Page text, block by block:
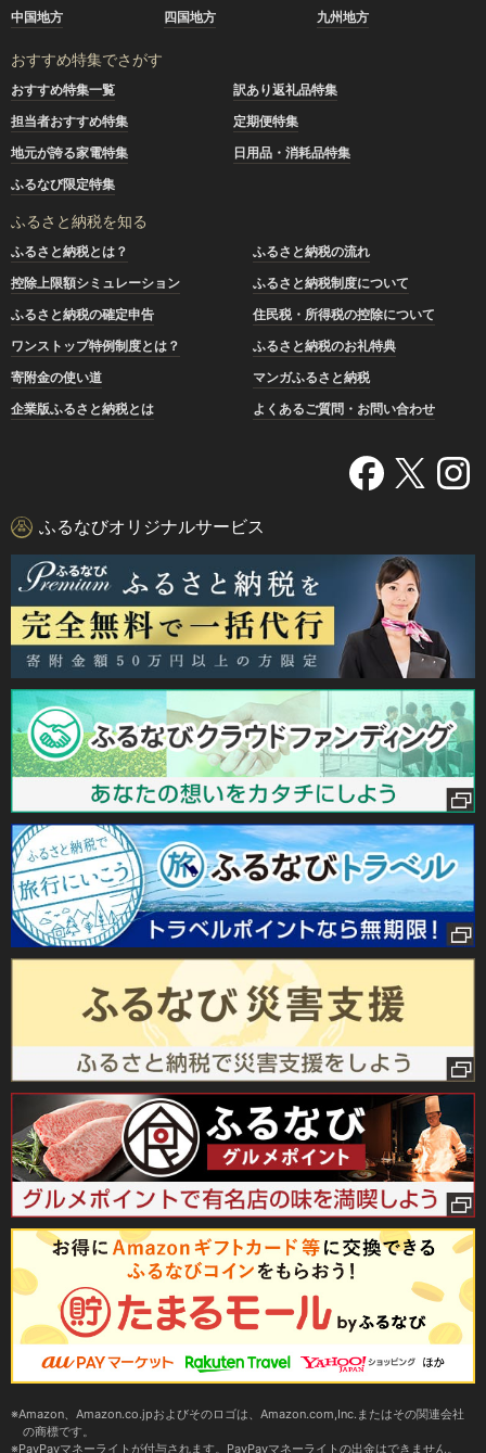
中国地方
四国地方 九州地方
おすすめ特集でさがす
おすすめ特集一覧
訳あり返礼品特集
担当者おすすめ特集
定期便特集
地元が誇る家電特集
日用品・消耗品特集
ふるなび限定特集
ふるさと納税を知る
ふるさと納税とは？
ふるさと納税の流れ
控除上限額シミュレーション
ふるさと納税制度について
ふるさと納税の確定申告
住民税・所得税の控除について
ワンストップ特例制度とは？
ふるさと納税のお礼特典
寄附金の使い道
マンガふるさと納税
企業版ふるさと納税とは
よくあるご質問・お問い合わせ
ふるなびオリジナルサービス
Amazon、Amazon.co.jpおよびそのロゴは、Amazon.com,Inc.またはその関連会社
の商標です。
PayPayマネーライトが付与されます。PayPayマネーライトの出金はできません。